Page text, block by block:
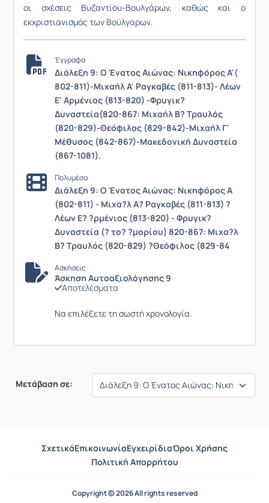
οι σχέσεις Βυζαντίου-Βουλγάρων, καθώς και ο
εκχριστιανισμός των Βούλγαρων.
Έγγραφα
Διάλεξη 9: Ο Ένατος Αιώνας: Νικηφόρος Α'(
802-811)-Μιχαήλ Α' Ραγκαβές (811-813)- Λέων
Ε' Αρμένιος (813-820) -Φρυγικ?
Δυναστεία(820-867: Μιχαήλ Β? Τραυλός
(820-829)-Θεόφιλος (829-842)-Μιχαήλ Γ'
Μέθυσος (842-867)-Μακεδονική Δυναστεία
(867-1081).
Πολυμέσα
Διάλεξη 9: Ο Ένατος Αιώνας: Νικηφόρος Α
(802-811) - Μιχα?λ Α? Ραγκαβές (811-813) ?
Λέων Ε? ?ρμένιος (813-820) - Φρυγικ?
Δυναστεία (? το? ?μορίου) 820-867: Μιχα?λ
Β? Τραυλός (820-829) ?Θεόφιλος (829-84
Ασκήσεις
Άσκηση Αυτοαξιολόγησης 9
Αποτελέσματα
Να επιλέξετε τη σωστή χρονολογία.
Μετάβαση σε:
ΣχετικάΕπικοινωνίαΕγχειρίδιαΌροι Χρήσης
Πολιτική Απορρήτου
Copyright © 2026 All rights reserved